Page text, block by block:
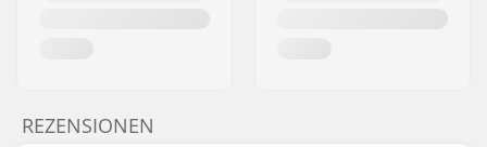
REZENSIONEN